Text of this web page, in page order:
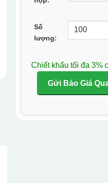
Số
lượng:
Chiết khấu tối đa 3%
Gửi Báo Giá